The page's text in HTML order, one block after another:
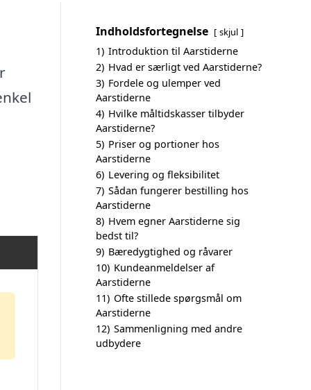
Indholdsfortegnelse skjul
1) Introduktion til Aarstiderne
2) Hvad er særligt ved Aarstiderne?
3) Fordele og ulemper ved
Aarstiderne
4) Hvilke måltidskasser tilbyder
Aarstiderne?
5) Priser og portioner hos
Aarstiderne
6) Levering og fleksibilitet
7) Sådan fungerer bestilling hos
Aarstiderne
8) Hvem egner Aarstiderne sig
bedst til?
9) Bæredygtighed og råvarer
10) Kundeanmeldelser af
Aarstiderne
11) Ofte stillede spørgsmål om
Aarstiderne
12) Sammenligning med andre
udbydere